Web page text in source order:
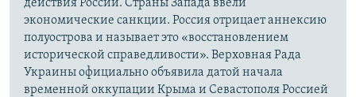
действия России. Страны Запада ввели
экономические санкции. Россия отрицает аннексию
полуострова и называет это «восстановлением
исторической справедливости». Верховная Рада
Украины официально объявила датой начала
временной оккупации Крыма и Севастополя Россией